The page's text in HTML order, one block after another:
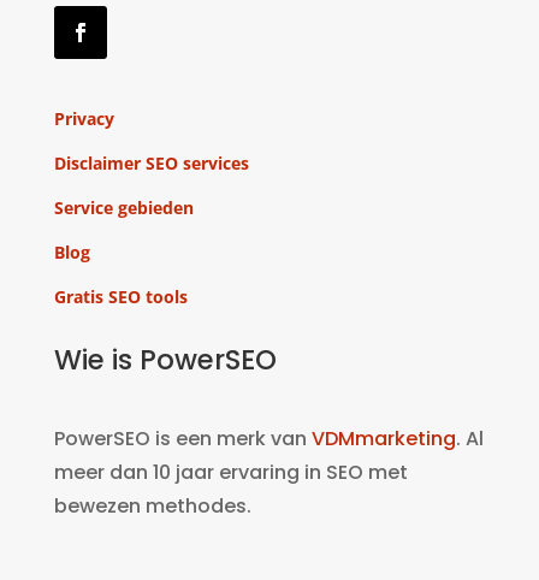
Privacy
Disclaimer SEO services
Service gebieden
Blog
Gratis SEO tools
Wie is PowerSEO
PowerSEO is een merk van VDMmarketing. Al
meer dan 10 jaar ervaring in SEO met
bewezen methodes.